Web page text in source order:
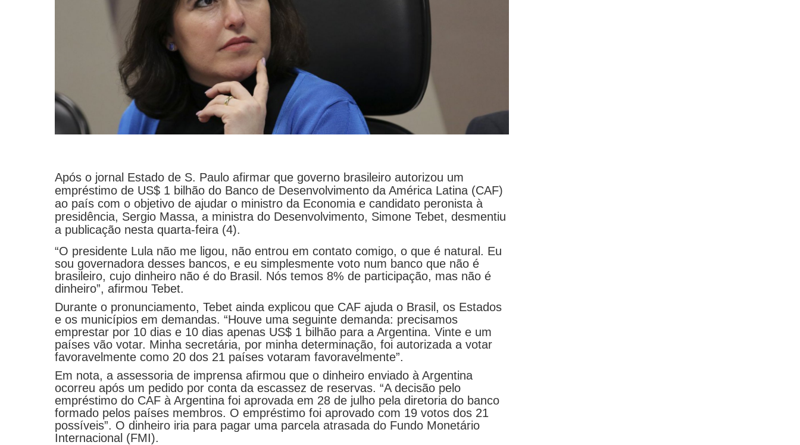
Após o jornal Estado de S. Paulo afirmar que governo brasileiro autorizou um
empréstimo de US$ 1 bilhão do Banco de Desenvolvimento da América Latina (CAF)
ao país com o objetivo de ajudar o ministro da Economia e candidato peronista à
presidência, Sergio Massa, a ministra do Desenvolvimento, Simone Tebet, desmentiu
a publicação nesta quarta-feira (4).
“O presidente Lula não me ligou, não entrou em contato comigo, o que é natural. Eu
sou governadora desses bancos, e eu simplesmente voto num banco que não é
brasileiro, cujo dinheiro não é do Brasil. Nós temos 8% de participação, mas não é
dinheiro”, afirmou Tebet.
Durante o pronunciamento, Tebet ainda explicou que CAF ajuda o Brasil, os Estados
e os municípios em demandas. “Houve uma seguinte demanda: precisamos
emprestar por 10 dias e 10 dias apenas US$ 1 bilhão para a Argentina. Vinte e um
países vão votar. Minha secretária, por minha determinação, foi autorizada a votar
favoravelmente como 20 dos 21 países votaram favoravelmente”.
Em nota, a assessoria de imprensa afirmou que o dinheiro enviado à Argentina
ocorreu após um pedido por conta da escassez de reservas. “A decisão pelo
empréstimo do CAF à Argentina foi aprovada em 28 de julho pela diretoria do banco
formado pelos países membros. O empréstimo foi aprovado com 19 votos dos 21
possíveis”. O dinheiro iria para pagar uma parcela atrasada do Fundo Monetário
Internacional (FMI).